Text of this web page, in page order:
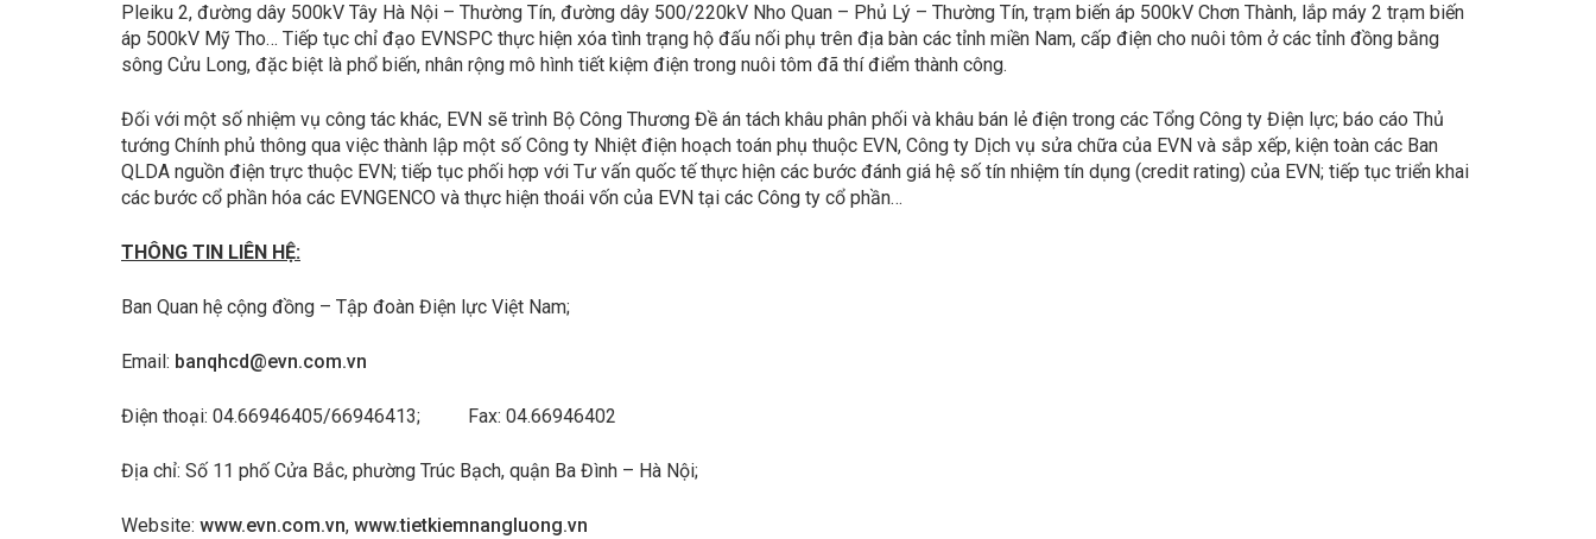
Pleiku 2, đường dây 500kV Tây Hà Nội – Thường Tín, đường dây 500/220kV Nho Quan – Phủ Lý – Thường Tín, trạm biến áp 500kV Chơn Thành, lắp máy 2 trạm biến
áp 500kV Mỹ Tho… Tiếp tục chỉ đạo EVNSPC thực hiện xóa tình trạng hộ đấu nối phụ trên địa bàn các tỉnh miền Nam, cấp điện cho nuôi tôm ở các tỉnh đồng bằng
sông Cửu Long, đặc biệt là phổ biến, nhân rộng mô hình tiết kiệm điện trong nuôi tôm đã thí điểm thành công.
Đối với một số nhiệm vụ công tác khác, EVN sẽ trình Bộ Công Thương Đề án tách khâu phân phối và khâu bán lẻ điện trong các Tổng Công ty Điện lực; báo cáo Thủ
tướng Chính phủ thông qua việc thành lập một số Công ty Nhiệt điện hoạch toán phụ thuộc EVN, Công ty Dịch vụ sửa chữa của EVN và sắp xếp, kiện toàn các Ban
QLDA nguồn điện trực thuộc EVN; tiếp tục phối hợp với Tư vấn quốc tế thực hiện các bước đánh giá hệ số tín nhiệm tín dụng (credit rating) của EVN; tiếp tục triển khai
các bước cổ phần hóa các EVNGENCO và thực hiện thoái vốn của EVN tại các Công ty cổ phần…
THÔNG TIN LIÊN HỆ:
Ban Quan hệ cộng đồng – Tập đoàn Điện lực Việt Nam;
Email: banqhcd@evn.com.vn
Điện thoại: 04.66946405/66946413; Fax: 04.66946402
Địa chỉ: Số 11 phố Cửa Bắc, phường Trúc Bạch, quận Ba Đình – Hà Nội;
Website: www.evn.com.vn, www.tietkiemnangluong.vn